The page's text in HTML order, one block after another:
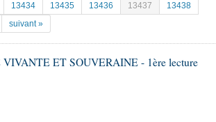
13434 13435 13436 13437
13438
suivant »
ET SOUVERAINE - 1ère lecture